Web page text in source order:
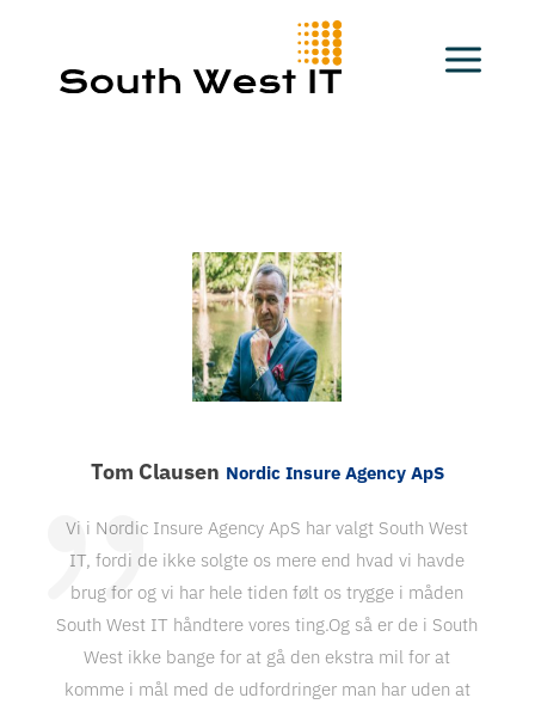
Tom Clausen Nordic Insure Agency ApS
Vi i Nordic Insure Agency ApS har valgt South West
IT, fordi de ikke solgte os mere end hvad vi havde
brug for og vi har hele tiden følt os trygge i måden
South West IT håndtere vores ting.Og så er de i South
West ikke bange for at gå den ekstra mil for at
komme i mål med de udfordringer man har uden at